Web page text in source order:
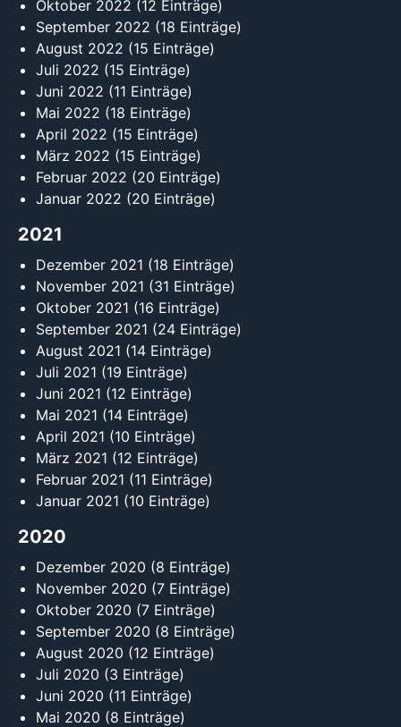
Oktober 2022 (12 Einträge)
September 2022 (18 Einträge)
August 2022 (15 Einträge)
Juli 2022 (15 Einträge)
Juni 2022 (11 Einträge)
Mai 2022 (18 Einträge)
April 2022 (15 Einträge)
März 2022 (15 Einträge)
Februar 2022 (20 Einträge)
Januar 2022 (20 Einträge)
2021
Dezember 2021 (18 Einträge)
November 2021 (31 Einträge)
Oktober 2021 (16 Einträge)
September 2021 (24 Einträge)
August 2021 (14 Einträge)
Juli 2021 (19 Einträge)
Juni 2021 (12 Einträge)
Mai 2021 (14 Einträge)
April 2021 (10 Einträge)
März 2021 (12 Einträge)
Februar 2021 (11 Einträge)
Januar 2021 (10 Einträge)
2020
Dezember 2020 (8 Einträge)
November 2020 (7 Einträge)
Oktober 2020 (7 Einträge)
September 2020 (8 Einträge)
August 2020 (12 Einträge)
Juli 2020 (3 Einträge)
Juni 2020 (11 Einträge)
Mai 2020 (8 Einträge)